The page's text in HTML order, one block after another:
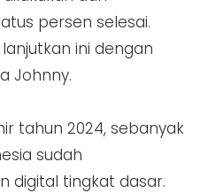
persen selesai.
ini dengan
Johnny.
tahun 2024, sebanyak
sudah
digital tingkat dasar.